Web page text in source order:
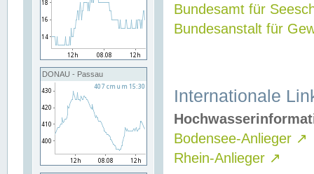
DONAU - Passau
Bundesamt für
Bundesanstalt für
Internationale
Bodensee-Anlieger ↗
Rhein-Anlieger ↗